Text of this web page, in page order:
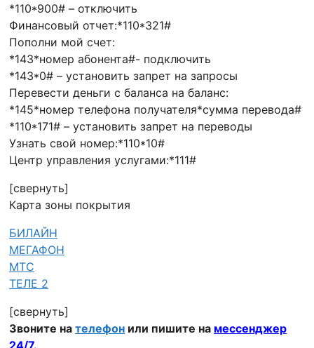
*110*900# – отключить
Финансовый отчет:*110*321#
Пополни мой счет:
*143*номер абонента#- подключить
*143*0# – установить запрет на запросы
Перевести деньги с баланса на баланс:
*145*номер телефона получателя*сумма перевода#
*110*171# – установить запрет на переводы
Узнать свой номер:*110*10#
Центр управления услугами:*111#
[свернуть]
Карта зоны покрытия
БИЛАЙН
МЕГАФОН
МТС
ТЕЛЕ 2
[свернуть]
Звоните на телефон или пишите на мессенджер